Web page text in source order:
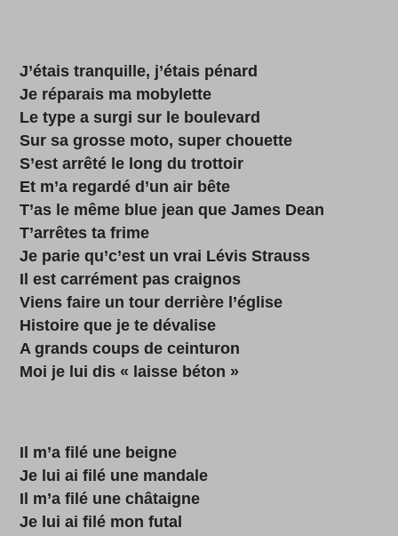
J’étais tranquille, j’étais pénard
Je réparais ma mobylette
Le type a surgi sur le boulevard
Sur sa grosse moto, super chouette
S’est arrêté le long du trottoir
Et m’a regardé d’un air bête
T’as le même blue jean que James Dean
T’arrêtes ta frime
Je parie qu’c’est un vrai Lévis Strauss
Il est carrément pas craignos
Viens faire un tour derrière l’église
Histoire que je te dévalise
A grands coups de ceinturon
Moi je lui dis « laisse béton »
Il m’a filé une beigne
Je lui ai filé une mandale
Il m’a filé une châtaigne
Je lui ai filé mon futal